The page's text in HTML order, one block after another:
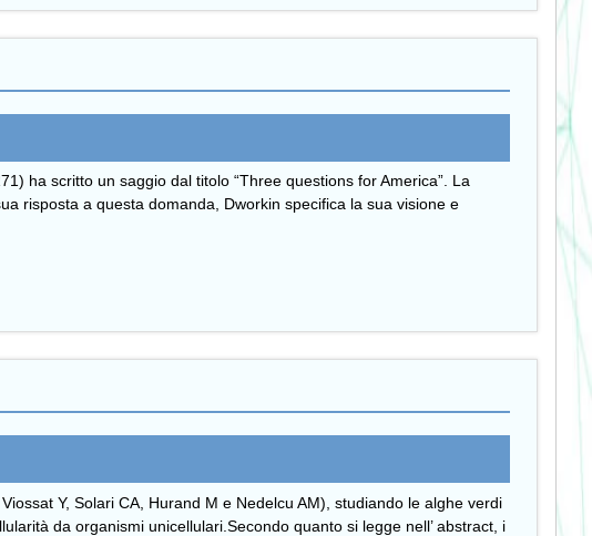
ha scritto un saggio dal titolo “Three questions for America”. La
risposta a questa domanda, Dworkin specifica la sua visione e
Y, Solari CA, Hurand M e Nedelcu AM), studiando le alghe verdi
da organismi unicellulari.Secondo quanto si legge nell’ abstract, i